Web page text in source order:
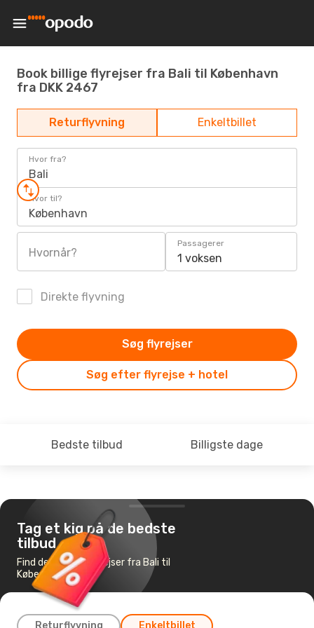
Book billige flyrejser fra Bali til København
fra DKK 2467
Returflyvning Enkeltbillet
Hvor fra?
Bali
Hvor til?
København
Hvornår?
Passagerer
1 voksen
Direkte flyvning
Søg efter flyrejse + hotel
Søg flyrejser
Bedste tilbud Billigste dage
Tag et kig på de bedste
tilbud
Find de billigste flyrejser fra Bali til
København
Returflyvning Enkeltbillet